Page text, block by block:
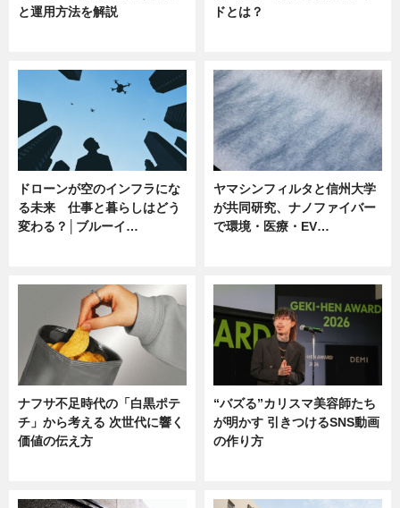
と運用方法を解説
ドとは？
ドローンが空のインフラにな
る未来 仕事と暮らしはどう
変わる？│ブルーイ…
ヤマシンフィルタと信州大学
が共同研究、ナノファイバー
で環境・医療・EV…
ナフサ不足時代の「白黒ポテ
チ」から考える 次世代に響く
価値の伝え方
“バズる”カリスマ美容師たち
が明かす 引きつけるSNS動画
の作り方